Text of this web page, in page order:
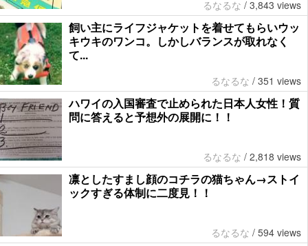
るなるな / 3,843 views
飼い主にライフジャケットを着せてもらいウッ
キウキのワンコ。しかしバランスが取れなく
て...
るなるな / 351 views
ハワイの入国審査で止められた日本人女性！質
問に答えると予想外の展開に！！
るなるな / 2,818 views
凛としたすまし顔のコチラの猫ちゃん→ストイ
ックすぎる体制に二度見！！
るなるな / 594 views